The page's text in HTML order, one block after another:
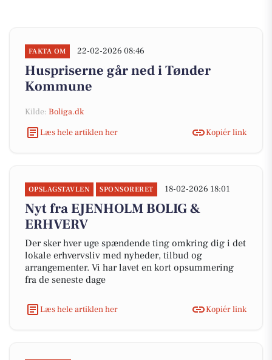
FAKTA OM 22-02-2026 08:46
Huspriserne går ned i Tønder
Kommune
Kilde: Boliga.dk
Læs hele artiklen her
Kopiér link
OPSLAGSTAVLEN SPONSORERET 18-02-2026 18:01
Nyt fra EJENHOLM BOLIG &
ERHVERV
Der sker hver uge spændende ting omkring dig i det
lokale erhvervsliv med nyheder, tilbud og
arrangementer. Vi har lavet en kort opsummering
fra de seneste dage
Læs hele artiklen her Kopiér link